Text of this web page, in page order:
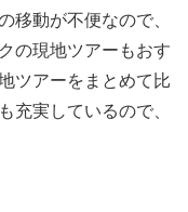
移動が不便なので、
の現地ツアーもおす
ツアーをまとめて比
充実しているので、